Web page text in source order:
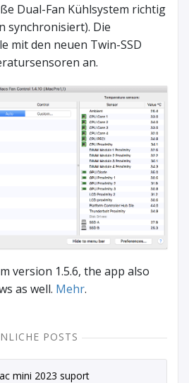
Dual-Fan Kühlsystem richtig
synchronisiert). Die
mit den neuen Twin-SSD
an.
version 1.5.6, the app also
as well. Mehr.
POSTS
mini 2023 suport